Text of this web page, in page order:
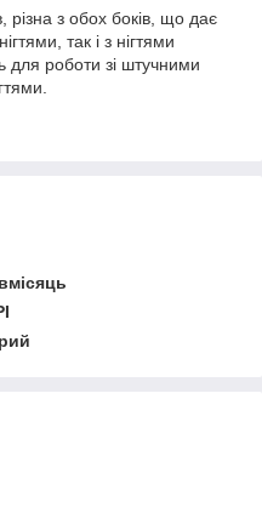
різна з обох боків, що дає
так і з нігтями
для роботи зі штучними